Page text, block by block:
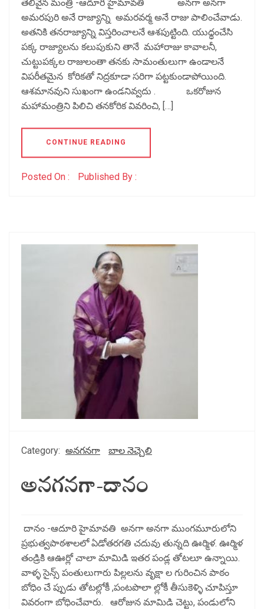
తెలివైన మంత్రి -ఆదూరి హైమావతి అనగా అనగా
అమరపురి అనే రాజ్యాన్ని అమరవర్మ అనే రాజు పాలించేవాడు.
అతనికి తనరాజ్యాన్ని విస్తరించాలనే ఆశపుట్టింది. యుధ్ధంచేసి
పక్క రాజ్యాలను కలుపుకుని తానే మహారాజు కావాలనీ,
చుట్టుపక్కల రాజులంతా తనకు సామంతులుగా ఉండాలనే
విపరీతమైన కోరికతో నిద్రకూడా సరిగా పట్టకుండాపోయింది.
ఆశమానవుని సుఖంగా ఉండనివ్వదు . ఒకరోజున
మహామంత్రిని పిలిచి తనకోరిక వివరించి, […]
CONTINUE READING
Posted On : Published By :
Category: అనగనగా బాల నెచ్చెలి
అనగనగా-దానం
దానం -ఆదూరి హైమావతి అనగా అనగా ముంగమూరులోని
ప్రభుత్వపాఠశాలలో ఏడోతరగతి చదువు తున్నది ఊర్మిళ. ఊర్మిళ
తండ్రికి ఆఊర్లో చాలా మామిడి ఇతర పండ్ల తోటలూ ఉన్నాయి.
వాళ్ళ సైన్స్ పంతులుగారు పిల్లలను వృక్షా ల గురించిన పాఠం
బోధిం చే ప్పుడు తోటల్లోకీ ,పంటపొలా ల్లోకీ తీసుకెళ్ళి చూపిస్తూ
వివరంగా బోధించేవారు. ఆరోజున మామిడి చెట్టు, పండులోని